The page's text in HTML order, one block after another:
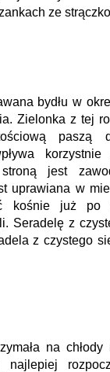
ze
bydłu w
Zielonka z tej
paszą
jest
uprawiana w
kośnie już po
Seradelę z
z czystego
na
najlepiej